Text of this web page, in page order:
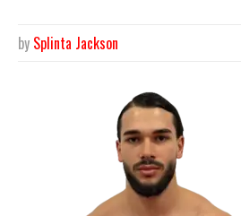
by Splinta Jackson